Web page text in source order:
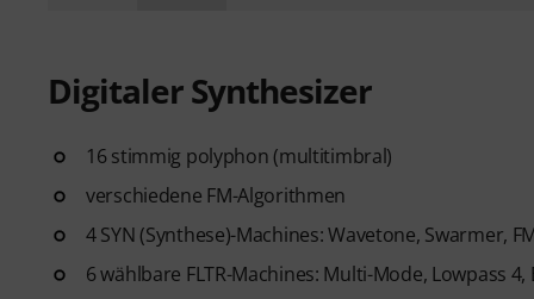
Digitaler Synthesizer
16 stimmig polyphon (multitimbral)
verschiedene FM-Algorithmen
4 SYN (Synthese)-Machines: Wavetone, Swarmer,
6 wählbare FLTR-Machines: Multi-Mode, Lowpass